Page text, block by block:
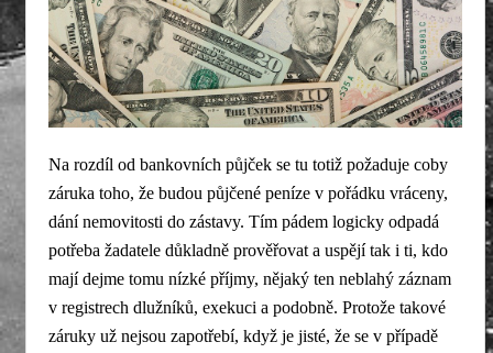
Na rozdíl od bankovních půjček se tu totiž požaduje coby
záruka toho, že budou půjčené peníze v pořádku vráceny,
dání nemovitosti do zástavy. Tím pádem logicky odpadá
potřeba žadatele důkladně prověřovat a uspějí tak i ti, kdo
mají dejme tomu nízké příjmy, nějaký ten neblahý záznam
v registrech dlužníků, exekuci a podobně. Protože takové
záruky už nejsou zapotřebí, když je jisté, že se v případě